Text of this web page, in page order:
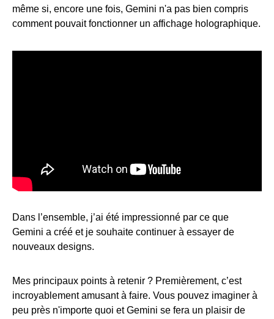
même si, encore une fois, Gemini n'a pas bien compris
comment pouvait fonctionner un affichage holographique.
Dans l’ensemble, j’ai été impressionné par ce que
Gemini a créé et je souhaite continuer à essayer de
nouveaux designs.
Mes principaux points à retenir ? Premièrement, c’est
incroyablement amusant à faire. Vous pouvez imaginer à
peu près n'importe quoi et Gemini se fera un plaisir de